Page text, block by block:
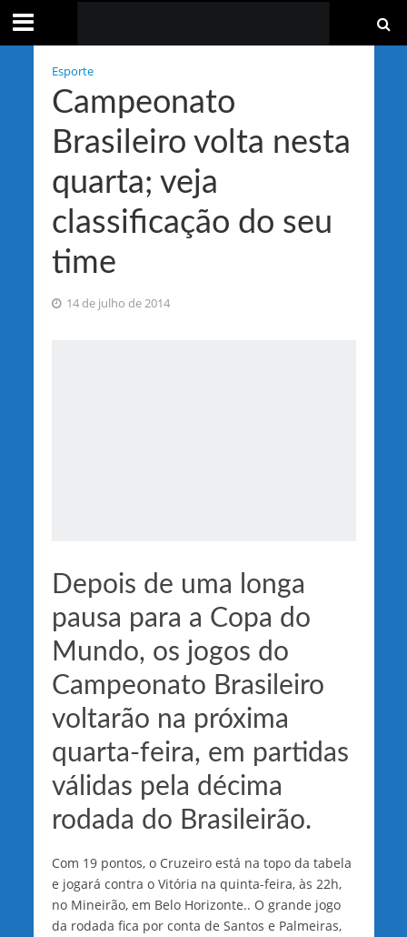
Esporte
Campeonato
Brasileiro volta nesta
quarta; veja
classificação do seu
time
14 de julho de 2014
Depois de uma longa
pausa para a Copa do
Mundo, os jogos do
Campeonato Brasileiro
voltarão na próxima
quarta-feira, em partidas
válidas pela décima
rodada do Brasileirão.
Com 19 pontos, o Cruzeiro está na topo da tabela
e jogará contra o Vitória na quinta-feira, às 22h,
no Mineirão, em Belo Horizonte.. O grande jogo
da rodada fica por conta de Santos e Palmeiras,